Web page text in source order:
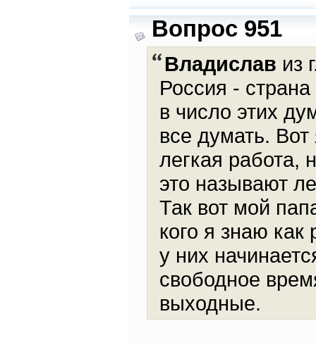
Вопрос 951
Владислав из
Россия -
в число этих
все думать.
легкая работа,
это называют
Так вот мой
кого я знаю
у них
свободное
выходные.